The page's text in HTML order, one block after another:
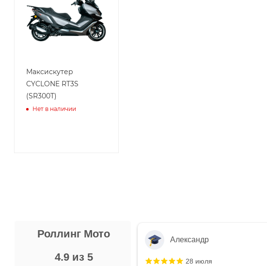
Максискутер
CYCLONE RT3S
(SR300T)
Нет в наличии
Роллинг Мото
4.9 из 5
Александр
28 июля